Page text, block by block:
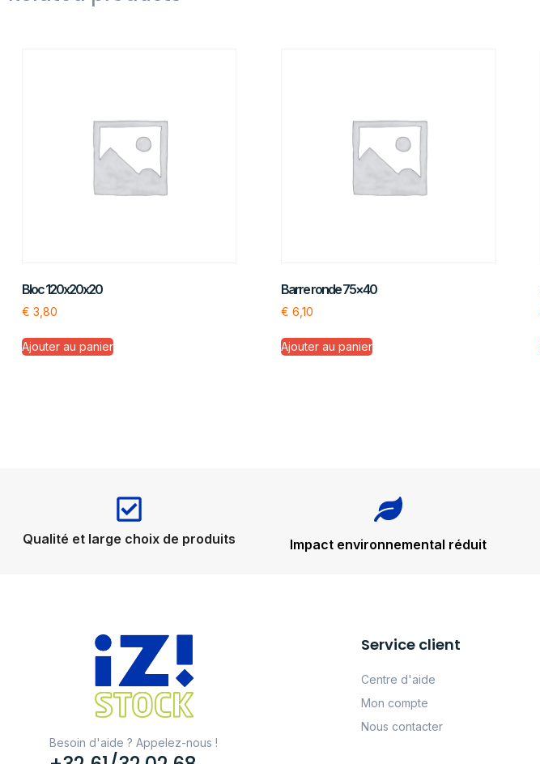
Bloc 120x20x20
€ 3,80
Ajouter au panier
Barre ronde 75×40
€ 6,10
Ajouter au panier
Qualité et large choix de produits Impact environnemental réduit
Besoin d'aide ? Appelez-nous !
Service client
Centre d'aide
Mon compte
Nous contacter